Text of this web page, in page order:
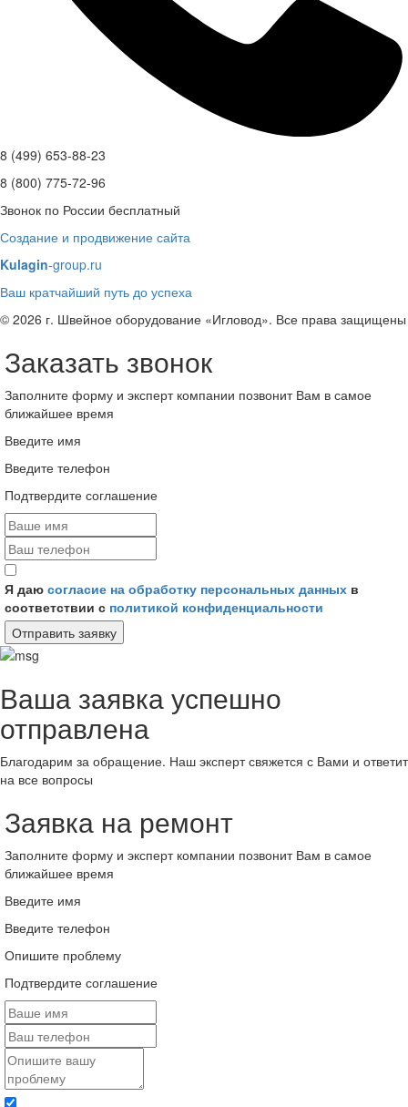
8 (499) 653-88-23
8 (800) 775-72-96
Звонок по России бесплатный
Создание и продвижение сайта
Kulagin-group.ru
Ваш кратчайший путь до успеха
© 2026 г. Швейное оборудование «Игловод». Все права защищены
Заказать звонок
Заполните форму и эксперт компании позвонит Вам в самое
ближайшее время
Введите имя
Введите телефон
Подтвердите соглашение
Я даю согласие на обработку персональных данных в
соответствии с политикой конфиденциальности
Отправить заявку
Ваша заявка успешно
отправлена
Благодарим за обращение. Наш эксперт свяжется с Вами и ответит
на все вопросы
Заявка на ремонт
Заполните форму и эксперт компании позвонит Вам в самое
ближайшее время
Введите имя
Введите телефон
Опишите проблему
Подтвердите соглашение